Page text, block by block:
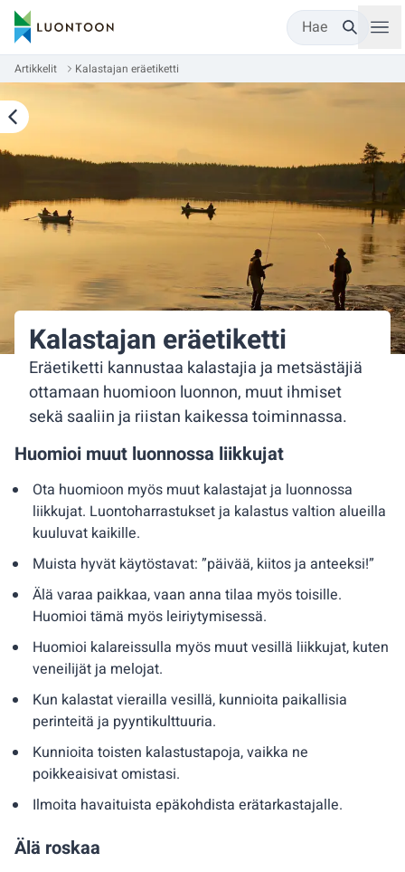
Hae
Artikkelit Kalastajan eräetiketti
Kalastajan eräetiketti
Eräetiketti kannustaa kalastajia ja metsästäjiä
ottamaan huomioon luonnon, muut ihmiset
sekä saaliin ja riistan kaikessa toiminnassa.
Huomioi muut luonnossa liikkujat
Ota huomioon myös muut kalastajat ja luonnossa
liikkujat. Luontoharrastukset ja kalastus valtion alueilla
kuuluvat kaikille.
Muista hyvät käytöstavat: ”päivää, kiitos ja anteeksi!”
Älä varaa paikkaa, vaan anna tilaa myös toisille.
Huomioi tämä myös leiriytymisessä.
Huomioi kalareissulla myös muut vesillä liikkujat, kuten
veneilijät ja melojat.
Kun kalastat vierailla vesillä, kunnioita paikallisia
perinteitä ja pyyntikulttuuria.
Kunnioita toisten kalastustapoja, vaikka ne
poikkeaisivat omistasi.
Ilmoita havaituista epäkohdista erätarkastajalle.
Älä roskaa